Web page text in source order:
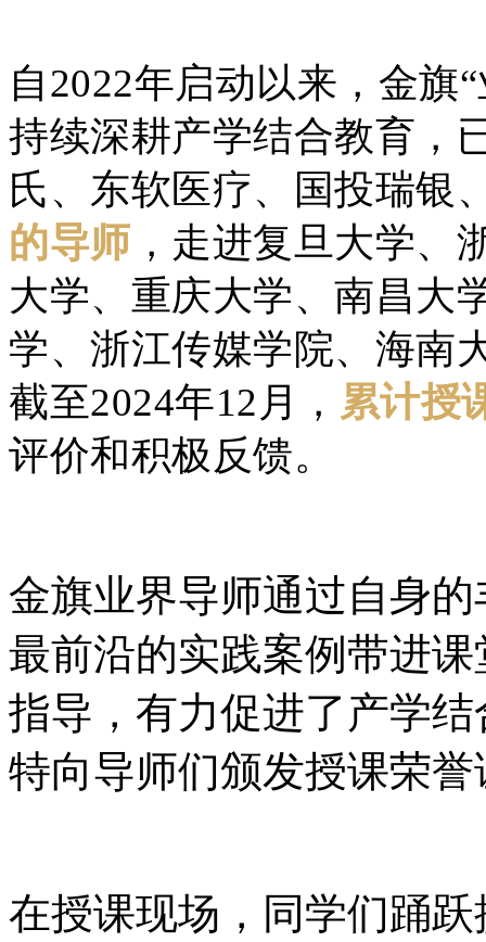
自2022年启动以来，金旗
持续深耕产学结合教育，
氏、东软医疗、国投瑞银
的导师 ，走进复旦大学、
大学、重庆大学、南昌大
学、浙江传媒学院、海南
截至2024年12月， 累计授
评价和积极反馈。
金旗业界导师通过自身
最前沿的实践案例带进
指导，有力促进了产学
特向导师们颁发授课荣
在授课现场，同学们踊